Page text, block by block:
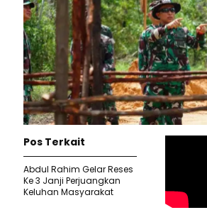
Pos Terkait
Abdul Rahim Gelar Reses
Ke 3 Janji Perjuangkan
Keluhan Masyarakat